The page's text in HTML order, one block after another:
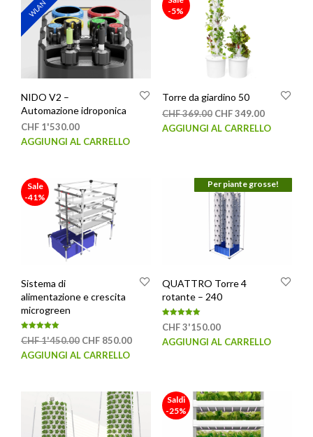
WLAN
NIDO V2 –
Automazione idroponica
CHF 1'530.00
AGGIUNGI AL CARRELLO
-5%
Torre da giardino 50
CHF369.00 Il
prezzo
CHF349.00Il
prezzo
AGGIUNGI AL CARRELLO
Sale
-41%
Sistema di
alimentazione e crescita
microgreen
Valutato
5.00
CHF1'450.00 Il
prezzo
CHF 1'450.00.
CHF 850.00Il
CHF 850.00.
AGGIUNGI AL CARRELLO
Per piante grosse!
QUATTRO Torre 4
rotante – 240
Valutato
5.00
CHF3'150.00
AGGIUNGI AL CARRELLO
Saldi
-25%